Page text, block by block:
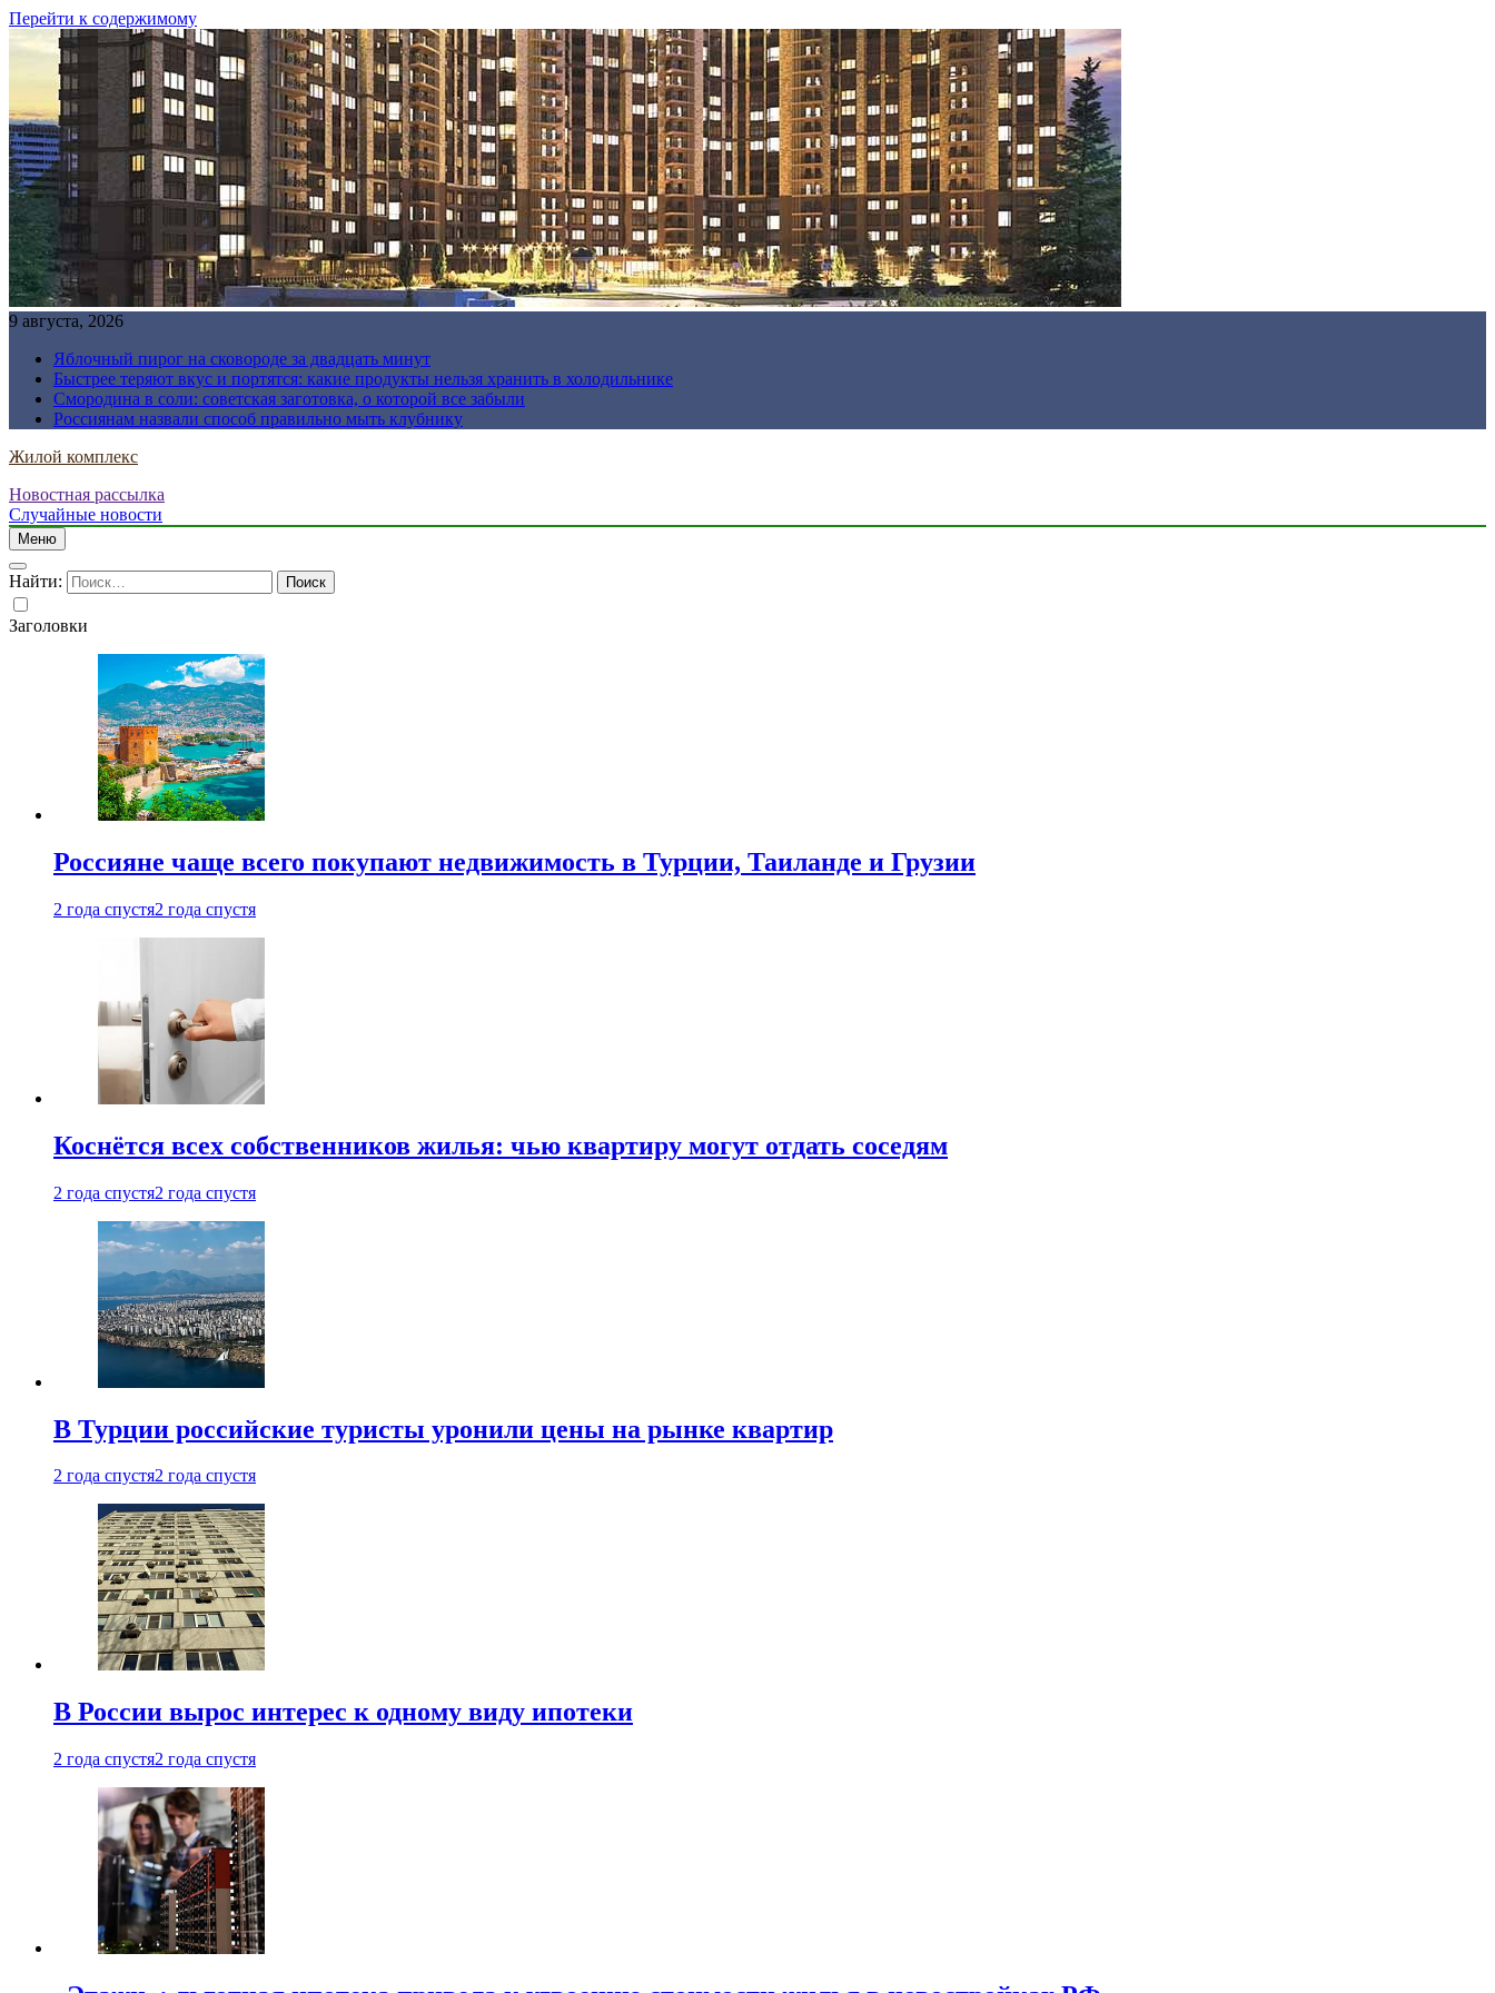
Перейти к содержимому
9 августа, 2026
Яблочный пирог на сковороде за двадцать минут
Быстрее теряют вкус и портятся: какие продукты нельзя хранить в холодильнике
Смородина в соли: советская заготовка, о которой все забыли
Россиянам назвали способ правильно мыть клубнику
Жилой комплекс
Новостная рассылка
Случайные новости
Меню
Найти:
Заголовки
Россияне чаще всего покупают недвижимость в Турции, Таиланде и Грузии
2 года спустя2 года спустя
Коснётся всех собственников жилья: чью квартиру могут отдать соседям
2 года спустя2 года спустя
В Турции российские туристы уронили цены на рынке квартир
2 года спустя2 года спустя
В России вырос интерес к одному виду ипотеки
2 года спустя2 года спустя